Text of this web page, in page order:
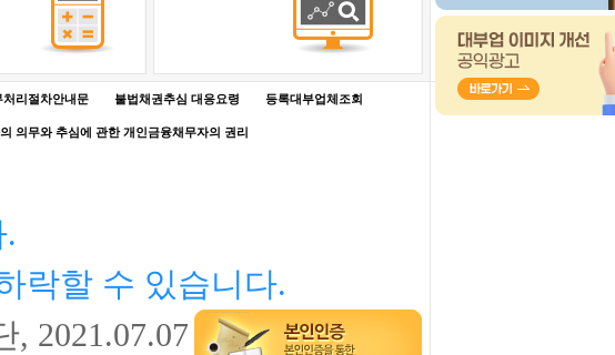
리절차안내문 불법채권추심 대응요령 등록대부업체조회
의무와 추심에 관한 개인금융채무자의 권리
락할 수 있습니다.
, 2021.07.07